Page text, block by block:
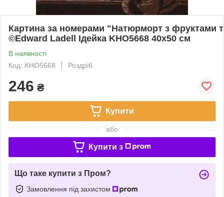
Картина за номерами "Натюрморт з фруктами
©Edward Ladell Ідейка KHO5668 40х50 см
В наявності
Код: KHO5668
Роздріб
246 ₴
Купити
або
Купити з
Що таке купити з Пром?
Замовлення під захистом